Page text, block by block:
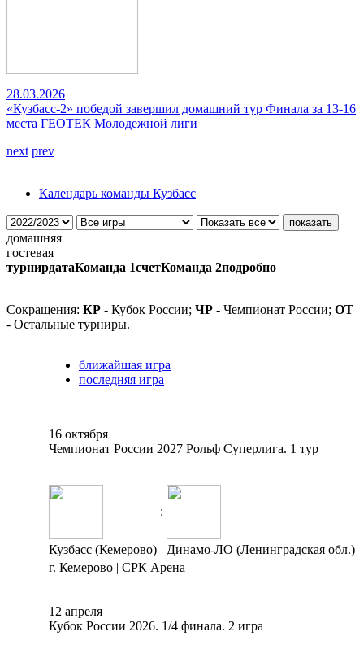
28.03.2026
«Кузбасс-2» победой завершил домашний тур Финала за 13-16
места ГЕОТЕК Молодежной лиги
next prev
Календарь команды Кузбасс
домашняя
гостевая
турнирдатаКоманда 1счетКоманда 2подробно
Сокращения: КР - Кубок России; ЧР - Чемпионат России; ОТ
- Остальные турниры.
ближайшая игра
последняя игра
16 октября
Чемпионат России 2027 Рольф Суперлига. 1 тур
:
Кузбасс (Кемерово)
Динамо-ЛО (Ленинградская обл.)
г. Кемерово | СРК Арена
12 апреля
Кубок России 2026. 1/4 финала. 2 игра